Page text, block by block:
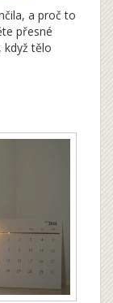
a proč to
přesné
když tělo